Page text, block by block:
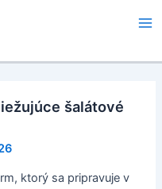
šalátové
ktorý sa pripravuje v